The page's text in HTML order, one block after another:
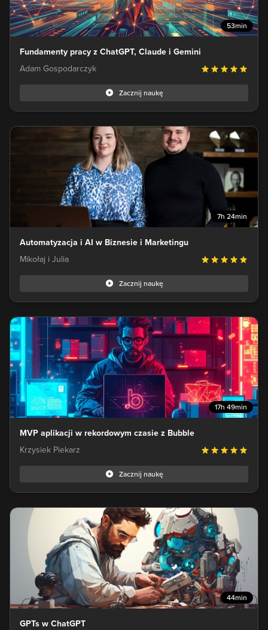
53min
Fundamenty pracy z ChatGPT, Claude i Gemini
Adam Gospodarczyk
Zacznij naukę
7h 24min
Automatyzacja i AI w Biznesie i Marketingu
Mikołaj i Julia
Zacznij naukę
17h 49min
MVP aplikacji w rekordowym czasie z Bubble
Krzysiek Piekarz
Zacznij naukę
44min
GPTs w ChatGPT